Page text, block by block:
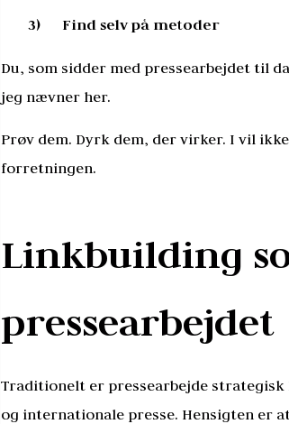
3) Find selv på metoder
Du, som sidder med pressearbejdet til
jeg nævner her.
Prøv dem. Dyrk dem, der virker. I vil
forretningen.
Linkbuilding
pressearbejdet
Traditionelt er pressearbejde
og internationale presse. Hensigten er